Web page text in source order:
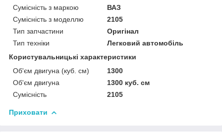
Сумісність з маркою
ВАЗ
Сумісність з моделлю
2105
Тип запчастини
Оригінал
Тип техніки
Легковий автомобіль
Користувальницькі характеристики
Об'єм двигуна (куб. см)
1300
Об'єм двигуна
1300 куб. cм
Сумісність
2105
Приховати